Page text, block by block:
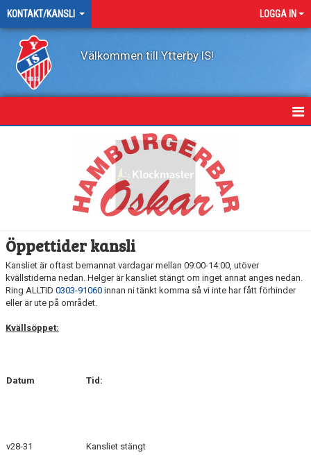
KONTAKT/KANSLI LOGGA IN
Välkommen till Ytterby IS!
Öppettider kansli
Kansliet är oftast bemannat vardagar mellan 09:00-14:00, utöver
kvällstiderna nedan. Helger är kansliet stängt om inget annat anges nedan.
Ring ALLTID 0303-91060 innan ni tänkt komma så vi inte har fått förhinder
eller är ute på området.
Kvällsöppet:
Datum Tid:
v28-31 Kansliet stängt